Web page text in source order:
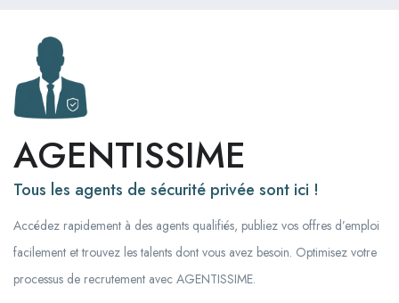
AGENTISSIME
Tous les agents de sécurité privée sont ici !
Accédez rapidement à des agents qualifiés, publiez vos offres d’emploi
facilement et trouvez les talents dont vous avez besoin. Optimisez votre
processus de recrutement avec AGENTISSIME.